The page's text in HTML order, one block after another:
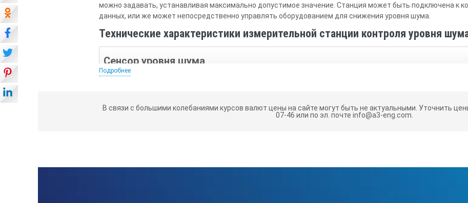
можно задавать, устанавливая максимально допустимое значение. Станция может быть подключена к
данных, или же может непосредственно управлять оборудованием для снижения уровня шума.
Технические характеристики измерительной станции контроля уровня
Сенсор уровня шума
I. 30...80 Дб(A)
II. 50...100 Дб(A)
Подробнее
В связи с большими колебаниями курсов валют цены на сайте могут быть не актуальными. Уточнить
07-46 или по эл. почте info@a3-eng.com.